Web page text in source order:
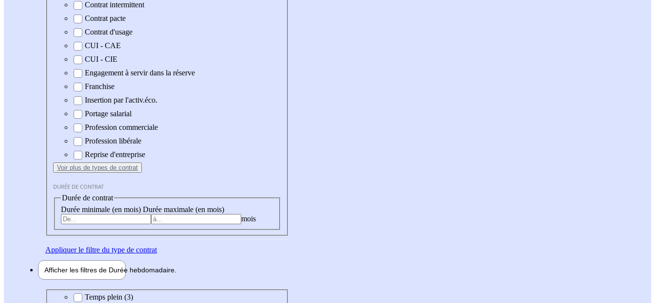
Contrat intermittent
Contrat pacte
Contrat d'usage
CUI - CAE
CUI - CIE
Engagement à servir dans la réserve
Franchise
Insertion par l'activ.éco.
Portage salarial
Profession commerciale
Profession libérale
Reprise d'entreprise
Voir plus de types de contrat
DURÉE DE CONTRAT
Durée de contrat
Durée minimale (en mois) Durée maximale (en mois)
mois
Appliquerle filtre du type de contrat
Afficher les filtres de Durée hebdomadaire
Durée hebdomadaire
Temps plein (3)